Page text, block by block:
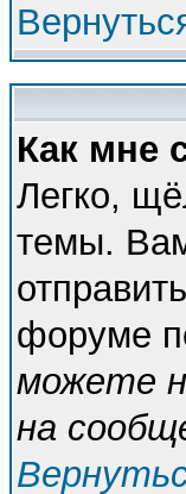
Как мне
Легко,
темы.
форуме
можете
на